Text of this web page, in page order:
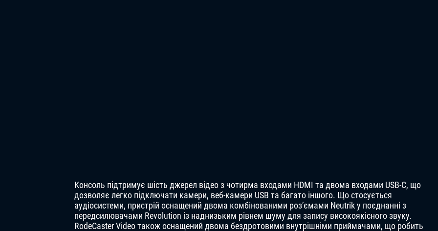
Консоль підтримує шість джерел відео з чотирма входами HDMI та двома входами USB-C, що
дозволяє легко підключати камери, веб-камери USB та багато іншого. Що стосується
аудіосистеми, пристрій оснащений двома комбінованими роз’ємами Neutrik у поєднанні з
передсилювачами Revolution із наднизьким рівнем шуму для запису високоякісного звуку.
RodeCaster Video також оснащений двома бездротовими внутрішніми приймачами, що робить